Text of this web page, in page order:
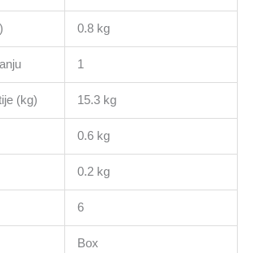
0.8 kg
1
(kg) 15.3 kg
0.6 kg
0.2 kg
6
Box